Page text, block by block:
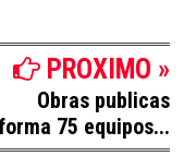
PROXIMO »
Obras publicas
75 equipos...